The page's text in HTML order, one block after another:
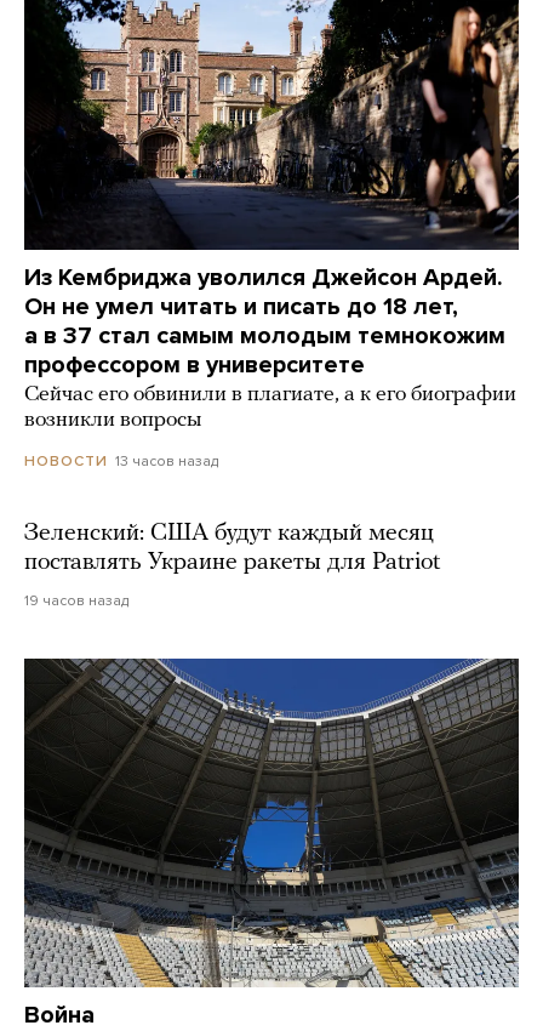
Из Кембриджа уволился Джейсон Ардей.
Он не умел читать и писать до 18 лет,
а в 37 стал самым молодым темнокожим
профессором в университете
Сейчас его обвинили в плагиате, а к его биографии
возникли вопросы
НОВОСТИ 13 часов назад
Зеленский: США будут каждый месяц
поставлять Украине ракеты для Patriot
19 часов назад
Война